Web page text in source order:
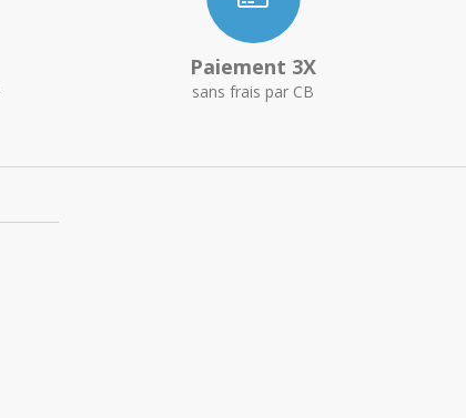
Paiement 3X
sans frais par CB